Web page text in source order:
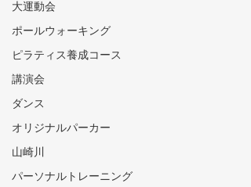
大運動会
ポールウォーキング
ピラティス養成コース
講演会
ダンス
オリジナルパーカー
山崎川
パーソナルトレーニング